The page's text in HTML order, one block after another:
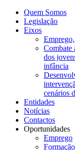
Quem Somos
Legislação
Eixos
Combate
dos
infância
cenários
Entidades
Notícias
Contactos
Oportunidades
Emprego
Formação